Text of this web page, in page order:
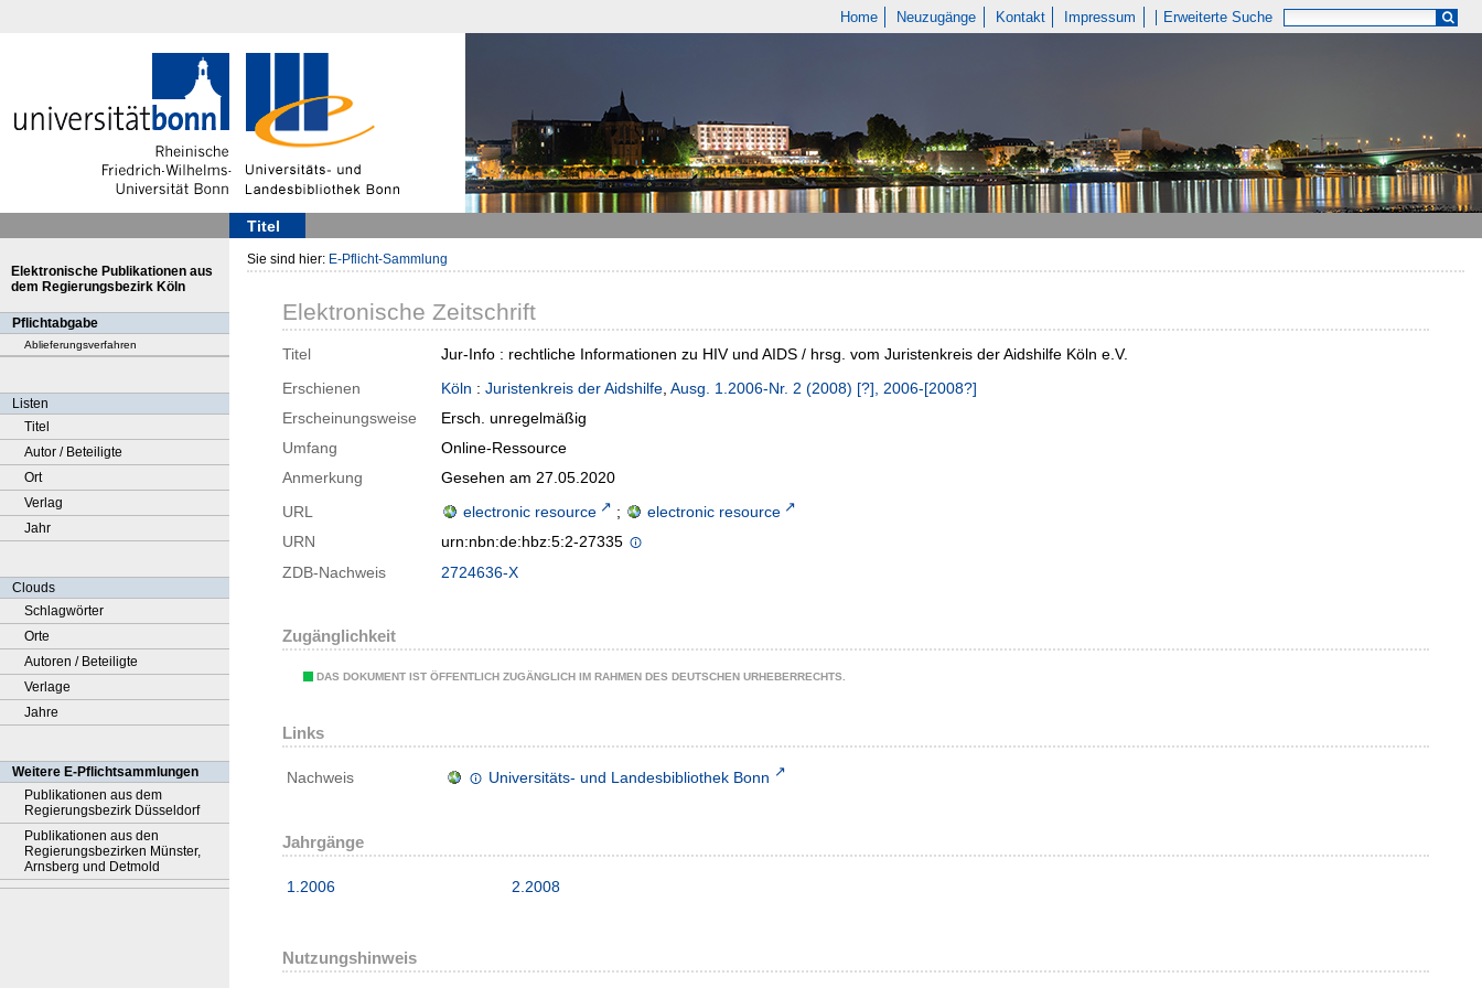
Home Neuzugänge Kontakt Impressum Erweiterte Suche
Titel
Elektronische Publikationen aus
dem Regierungsbezirk Köln
Pflichtabgabe
Ablieferungsverfahren
Listen
Titel
Autor / Beteiligte
Ort
Verlag
Jahr
Clouds
Schlagwörter
Orte
Autoren / Beteiligte
Verlage
Jahre
Weitere E-Pflichtsammlungen
Publikationen aus dem
Regierungsbezirk Düsseldorf
Publikationen aus den
Regierungsbezirken Münster,
Arnsberg und Detmold
Sie sind hier: E-Pflicht-Sammlung
Elektronische Zeitschrift
Titel
Jur-Info : rechtliche Informationen zu HIV und AIDS / hrsg. vom Juristenkreis der Aidshilfe Köln e.V.
Erschienen
Köln : Juristenkreis der Aidshilfe, Ausg. 1.2006-Nr. 2 (2008) [?], 2006-[2008?]
Erscheinungsweise
Ersch. unregelmäßig
Umfang
Online-Ressource
Anmerkung
Gesehen am 27.05.2020
URL
electronic resource ;
electronic resource
URN
urn:nbn:de:hbz:5:2-27335
ZDB-Nachweis
2724636-X
Zugänglichkeit
DAS DOKUMENT IST ÖFFENTLICH ZUGÄNGLICH IM RAHMEN DES DEUTSCHEN URHEBERRECHTS.
Links
Nachweis Universitäts- und Landesbibliothek Bonn
Jahrgänge
1.2006 2.2008
Nutzungshinweis